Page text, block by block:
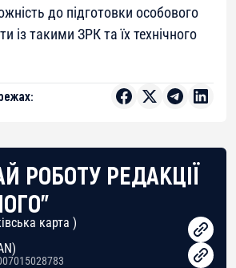
до підготовки особового
із такими ЗРК та їх технічного
РОБОТУ РЕДАКЦІЇ
карта )